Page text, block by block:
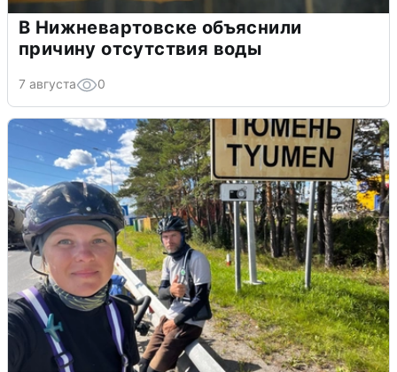
В Нижневартовске объяснили
причину отсутствия воды
7 августа 0